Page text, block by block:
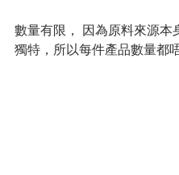
數量有限， 因為原料來源本
獨特，所以每件產品數量都唔